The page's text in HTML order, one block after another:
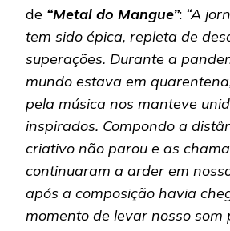
de “Metal do Mangue”: “A
tem sido épica, repleta de
superações. Durante a
mundo estava em
pela música nos manteve
inspirados. Compondo a
criativo não parou e as
continuaram a arder em
após a composição havia
momento de levar nosso som